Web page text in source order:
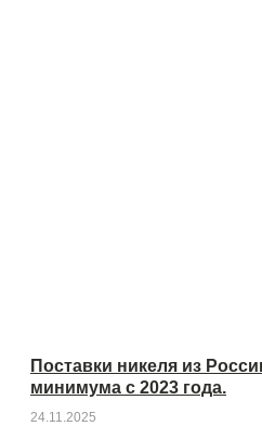
Поставки никеля из
минимума с 2023 года.
24.11.2025